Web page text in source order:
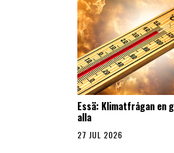
Essä: Klimatfrågan en
alla
27 JUL 2026